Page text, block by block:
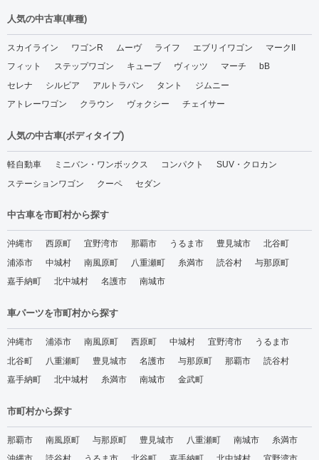
人気の中古車(車種)
スカイライン ワゴンR ムーヴ ライフ エブリイワゴン
マークII
フィット
ステップワゴン キューブ ヴィッツ マーチ
bB
セレナ
シルビア アルトラパン タント
ジムニー
アトレーワゴン
クラウン ヴォクシー チェイサー
人気の中古車(ボディタイプ)
軽自動車 ミニバン・ワンボックス コンパクト
SUV・クロカン
ステーションワゴン
クーペ セダン
中古車を市町村から探す
沖縄市 西原町 宜野湾市 那覇市 うるま市 豊見城市
北谷町
浦添市
中城村 南風原町 八重瀬町 糸満市 読谷村
与那原町
嘉手納町
北中城村 名護市 南城市
車パーツを市町村から探す
沖縄市 浦添市 南風原町 西原町 中城村 宜野湾市
うるま市
北谷町
八重瀬町 豊見城市 名護市 与那原町 那覇市
読谷村
嘉手納町
北中城村 糸満市 南城市 金武町
市町村から探す
那覇市 南風原町 与那原町 豊見城市 八重瀬町 南城市
糸満市